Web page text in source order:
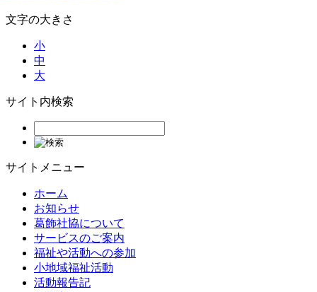
文字の大きさ
小
中
大
サイト内検索
サイトメニュー
ホーム
お知らせ
葛飾社協について
サービスのご案内
福祉や活動への参加
小地域福祉活動
活動報告記